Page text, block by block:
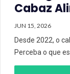
Cabaz
JUN 15, 2026
Desde 2022, o
Perceba o que